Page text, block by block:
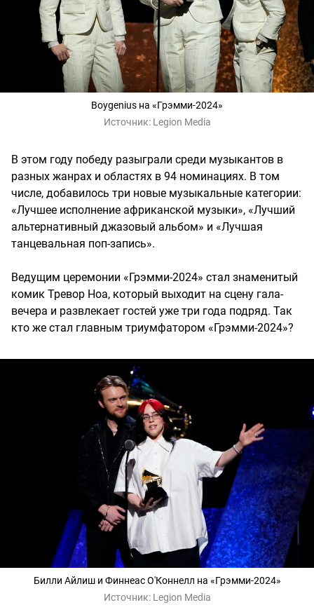
Boygenius на «Грэмми-2024»
Источник: Legion Media
В этом году победу разыграли среди музыкантов в
разных жанрах и областях в 94 номинациях. В том
числе, добавилось три новые музыкальные категории:
«Лучшее исполнение африканской музыки», «Лучший
альтернативный джазовый альбом» и «Лучшая
танцевальная поп-запись».
Ведущим церемонии «Грэмми-2024» стал знаменитый
комик Тревор Ноа, который выходит на сцену гала-
вечера и развлекает гостей уже три года подряд. Так
кто же стал главным триумфатором «Грэмми-2024»?
Билли Айлиш и Финнеас О'Коннелл на «Грэмми-2024»
Источник: Legion Media